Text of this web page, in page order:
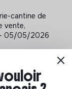
cantine de
vente,
- 05/05/2026
à impact